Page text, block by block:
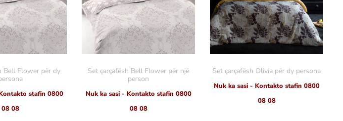
Bell Flower për dy
stafin 0800
08 08
Set çarçafësh Bell Flower për një
person
Nuk ka sasi - Kontakto stafin 0800
08 08
Set çarçafësh Olivia për dy persona
Nuk ka sasi - Kontakto stafin 0800
08 08